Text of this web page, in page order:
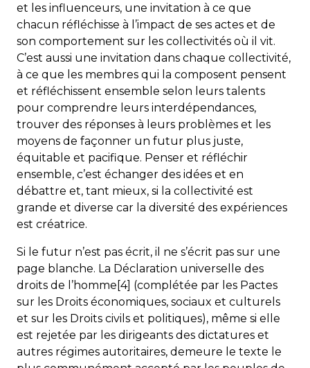
et les influenceurs, une invitation à ce que
chacun réfléchisse à l’impact de ses actes et de
son comportement sur les collectivités où il vit.
C’est aussi une invitation dans chaque collectivité,
à ce que les membres qui la composent pensent
et réfléchissent ensemble selon leurs talents
pour comprendre leurs interdépendances,
trouver des réponses à leurs problèmes et les
moyens de façonner un futur plus juste,
équitable et pacifique. Penser et réfléchir
ensemble, c’est échanger des idées et en
débattre et, tant mieux, si la collectivité est
grande et diverse car la diversité des expériences
est créatrice.
Si le futur n’est pas écrit, il ne s’écrit pas sur une
page blanche. La Déclaration universelle des
droits de l’homme[4] (complétée par les Pactes
sur les Droits économiques, sociaux et culturels
et sur les Droits civils et politiques), même si elle
est rejetée par les dirigeants des dictatures et
autres régimes autoritaires, demeure le texte le